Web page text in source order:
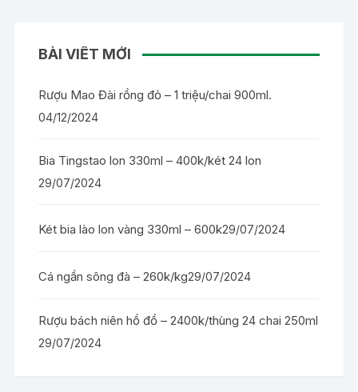
BÀI VIẾT MỚI
Rượu Mao Đài rồng đỏ – 1 triệu/chai 900ml.
04/12/2024
Bia Tingstao lon 330ml – 400k/két 24 lon
29/07/2024
Két bia lào lon vàng 330ml – 600k29/07/2024
Cá ngần sông đà – 260k/kg29/07/2024
Rượu bách niên hồ đồ – 2400k/thùng 24 chai 250ml
29/07/2024